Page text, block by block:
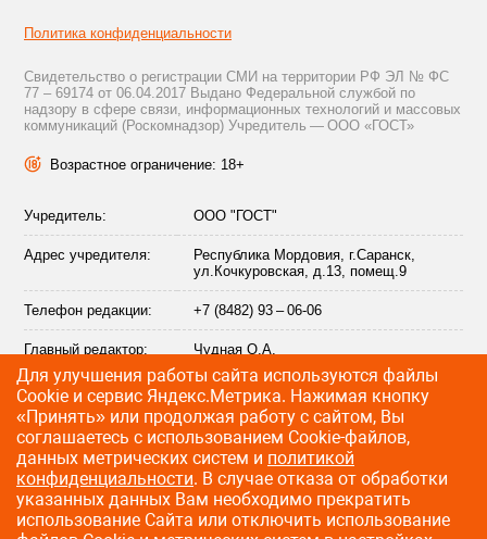
Политика конфиденциальности
Свидетельство о регистрации СМИ на территории РФ ЭЛ № ФС
77 – 69174 от 06.04.2017 Выдано Федеральной службой по
надзору в сфере связи, информационных технологий и массовых
коммуникаций (Роскомнадзор) Учредитель — ООО «ГОСТ»
Возрастное ограничение: 18+
Учредитель: ООО "ГОСТ"
Адрес учредителя:
Республика Мордовия, г.Саранск,
ул.Кочкуровская, д.13, помещ.9
Телефон редакции: +7 (8482) 93 – 06-06
Главный редактор: Чудная О.А.
Адрес электронной
почты редакции:
info@citytraffic.ru
©2009—2026 CityTraffic — все права защищены
Разработка сайта:Лайт Информ
Для улучшения работы сайта используются файлы
Сookie и сервис Яндекс.Метрика. Нажимая кнопку
«Принять» или продолжая работу с сайтом, Вы
соглашаетесь с использованием Cookie-файлов,
данных метрических систем и политикой
конфиденциальности. В случае отказа от обработки
указанных данных Вам необходимо прекратить
использование Сайта или отключить использование